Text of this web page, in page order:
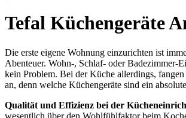
Tefal Küchengeräte
Die erste eigene Wohnung einzurichten ist
Abenteuer. Wohn-, Schlaf- oder Badezimmer-
kein Problem. Bei der Küche allerdings,
an, denn welche Küchengeräte sind ein
Qualität und Effizienz bei der
wesentlich über den Wohlfühlfaktor beim